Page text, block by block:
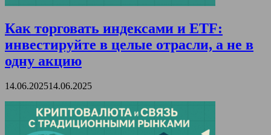
Как торговать индексами и ETF:
инвестируйте в целые отрасли, а не в
одну акцию
14.06.202514.06.2025